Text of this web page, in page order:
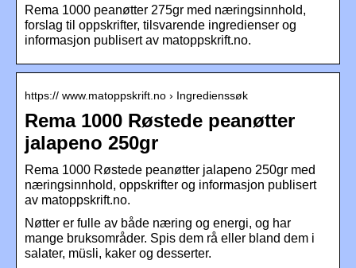
Rema 1000 peanøtter 275gr med næringsinnhold,
forslag til oppskrifter, tilsvarende ingredienser og
informasjon publisert av matoppskrift.no.
https:// www.matoppskrift.no › Ingredienssøk
Rema 1000 Røstede peanøtter
jalapeno 250gr
Rema 1000 Røstede peanøtter jalapeno 250gr med
næringsinnhold, oppskrifter og informasjon publisert
av matoppskrift.no.
Nøtter er fulle av både næring og energi, og har
mange bruksområder. Spis dem rå eller bland dem i
salater, müsli, kaker og desserter.